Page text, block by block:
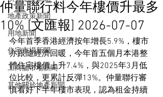
地產政策新聞
用地新聞
住宅市場新聞
工商舖市場新聞
其他關於地產新聞
仲量聯行料今年樓價升最多
10% [文匯報] 2026-07-07
今年首季香港經濟按年增長5.9%，樓市
亦跟隨經濟回暖，今年首五個月本港整
體住宅樓價上升7.4%，與2025年3月低
位比較，更累計反彈13%。仲量聯行審
慎看好下半年樓市表現，認為租金持續